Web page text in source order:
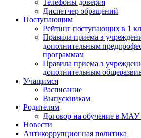
Телефоны доверия
Диспетчер обращений
Поступающим
Рейтинг поступающих в 1
Правила приема в учреждение по
дополнительным
программам
Правила приема в
дополнительным
Учащимся
Расписание
Выпускникам
Родителям
Договор на обучение в
Новости
Антикоррупционная политика